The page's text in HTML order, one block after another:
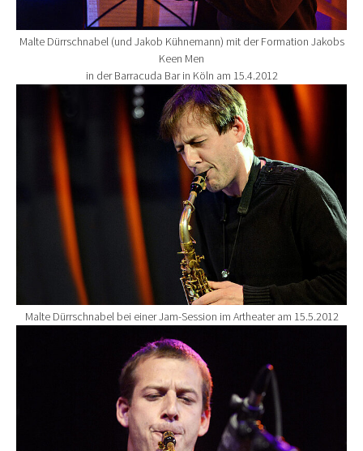
Malte Dürrschnabel (und Jakob Kühnemann) mit der Formation Jakobs
Keen Men
in der Barracuda Bar in Köln am 15.4.2012
Show larger version for:
Malte Dürrschnabel bei einer Jam-Session im Artheater am 15.5.2012
Show larger version for: